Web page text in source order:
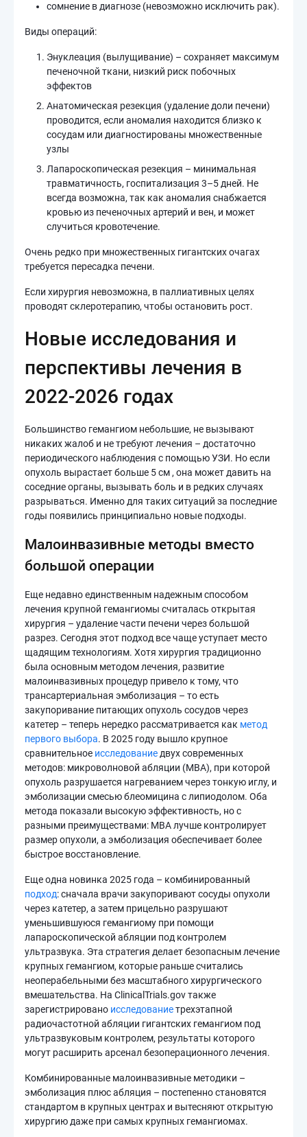
сомнение в диагнозе (невозможно исключить рак).
Виды операций:
Энуклеация (вылущивание) – сохраняет максимум
печеночной ткани, низкий риск побочных
эффектов
Анатомическая резекция (удаление доли печени)
проводится, если аномалия находится близко к
сосудам или диагностированы множественные
узлы
Лапароскопическая резекция – минимальная
травматичность, госпитализация 3–5 дней. Не
всегда возможна, так как аномалия снабжается
кровью из печеночных артерий и вен, и может
случиться кровотечение.
Очень редко при множественных гигантских очагах
требуется пересадка печени.
Если хирургия невозможна, в паллиативных целях
проводят склеротерапию, чтобы остановить рост.
Новые исследования и
перспективы лечения в
2022-2026 годах
Большинство гемангиом небольшие, не вызывают
никаких жалоб и не требуют лечения – достаточно
периодического наблюдения с помощью УЗИ. Но если
опухоль вырастает больше 5 см , она может давить на
соседние органы, вызывать боль и в редких случаях
разрываться. Именно для таких ситуаций за последние
годы появились принципиально новые подходы.
Малоинвазивные методы вместо
большой операции
Еще недавно единственным надежным способом
лечения крупной гемангиомы считалась открытая
хирургия – удаление части печени через большой
разрез. Сегодня этот подход все чаще уступает место
щадящим технологиям. Хотя хирургия традиционно
была основным методом лечения, развитие
малоинвазивных процедур привело к тому, что
трансартериальная эмболизация – то есть
закупоривание питающих опухоль сосудов через
катетер – теперь нередко рассматривается как метод
первого выбора. В 2025 году вышло крупное
сравнительное исследование двух современных
методов: микроволновой абляции (МВА), при которой
опухоль разрушается нагреванием через тонкую иглу, и
эмболизации смесью блеомицина с липиодолом. Оба
метода показали высокую эффективность, но с
разными преимуществами: МВА лучше контролирует
размер опухоли, а эмболизация обеспечивает более
быстрое восстановление.
Еще одна новинка 2025 года – комбинированный
подход: сначала врачи закупоривают сосуды опухоли
через катетер, а затем прицельно разрушают
уменьшившуюся гемангиому при помощи
лапароскопической абляции под контролем
ультразвука. Эта стратегия делает безопасным лечение
крупных гемангиом, которые раньше считались
неоперабельными без масштабного хирургического
вмешательства. На ClinicalTrials.gov также
зарегистрировано исследованиетрехэтапной
радиочастотной абляции гигантских гемангиом под
ультразвуковым контролем, результаты которого
могут расширить арсенал безоперационного лечения.
Комбинированные малоинвазивные методики –
эмболизация плюс абляция – постепенно становятся
стандартом в крупных центрах и вытесняют открытую
хирургию даже при самых крупных гемангиомах.